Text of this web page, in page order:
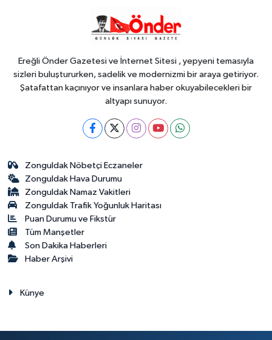
18:57
uluslararası boyuta taşınıyor
Ereğli Önder Gazetesi ve İnternet Sitesi , yepyeni temasıyla
sizleri buluştururken, sadelik ve modernizmi bir araya getiriyor.
Şatafattan kaçınıyor ve insanlara haber okuyabilecekleri bir
altyapı sunuyor.
Zonguldak Nöbetçi Eczaneler
Zonguldak Hava Durumu
Zonguldak Namaz Vakitleri
Zonguldak Trafik Yoğunluk Haritası
Puan Durumu ve Fikstür
Tüm Manşetler
Son Dakika Haberleri
Haber Arşivi
Künye